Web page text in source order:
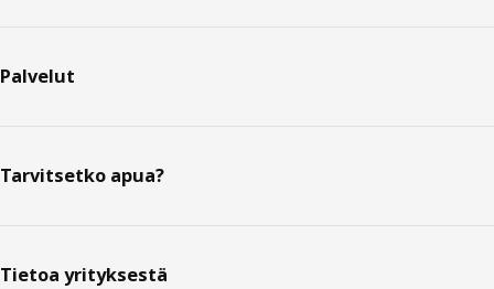
Palvelut
Tarvitsetko apua?
Tietoa yrityksestä